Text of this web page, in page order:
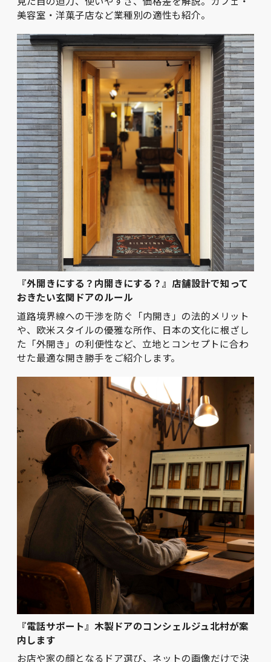
美容室・洋菓子店など業種別の適性も紹介。
『外開きにする？内開きにする？』店舗設計で知って
おきたい玄関ドアのルール
道路境界線への干渉を防ぐ「内開き」の法的メリット
や、欧米スタイルの優雅な所作、日本の文化に根ざし
た「外開き」の利便性など、立地とコンセプトに合わ
せた最適な開き勝手をご紹介します。
『電話サポート』木製ドアのコンシェルジュ北村が案
内します
お店や家の顔となるドア選び、ネットの画像だけで決